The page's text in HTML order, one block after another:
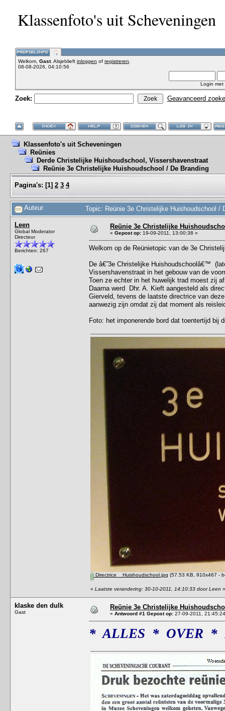
Klassenfoto's uit Scheveningen
Welkom, Gast. Alsjeblieft inloggen of registreren
08-08-2026, 04:10:56
Login met
Zoek: Geavanceerd
Klassenfoto's uit Scheveningen
Reünies
Derde Christelijke Huishoudschool, Vissershavenstraat
Reünie 3e Christelijke Huishoudschool / De Branding
Pagina's: [1] 2 3 4
Auteur Topic: Reünie 3e Christelijke Huishoudschool /
Leen
Global Moderator
Directeur
Berichten: 267
Reünie 3e Christelijke
« Gepost op: 19-09-2011, 13:00:38 »
Welkom op de Reünietopic van de 3e
De â€˜3e Christelijke Huishoudschoolâ€™
Vissershavenstraat in het gebouw van de
Toen ze echter in het huwelijk trad moest zij
Daarna werd Dhr. A. Kieft aangesteld als
Gierveld, tevens de laatste directrice van
aanwezig zijn omdat zij dat moment als
Foto: het imponerende bord dat toentertijd bij
Directrice__Huishoudschool.jpg (57.53 KB, 910x467 -
« Laatste verandering: 30-10-2011, 14:10:33 door Leen »
klaske den dulk
Gast
Reünie 3e Christelijke
« Antwoord #1 Gepost op: 27-09-2011,
* ALLES * OVER